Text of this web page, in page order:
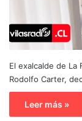
El exalcalde de La
Rodolfo Carter,
Leer más »